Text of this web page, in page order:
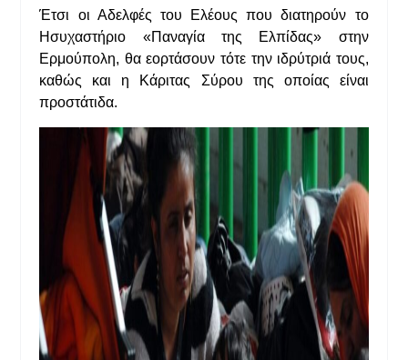
Έτσι οι Αδελφές του Ελέους που διατηρούν το
Ησυχαστήριο «Παναγία της Ελπίδας» στην
Ερμούπολη, θα εορτάσουν τότε την ιδρύτριά τους,
καθώς και η Κάριτας Σύρου της οποίας είναι
προστάτιδα.